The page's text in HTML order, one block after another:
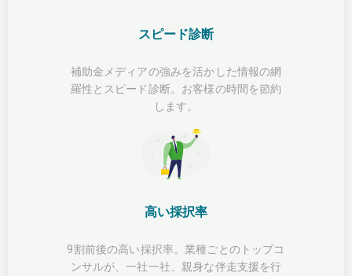
スピード診断
補助金メディアの強みを活かした情報の網
羅性とスピード診断。お客様の時間を節約
します。
高い採択率
9割前後の高い採択率。業種ごとのトップコ
ンサルが、一社一社、親身な伴走支援を行